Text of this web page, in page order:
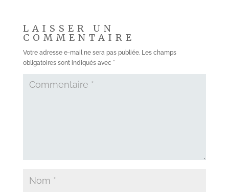
LAISSER UN
COMMENTAIRE
Votre adresse e-mail ne sera pas publiée. Les champs
obligatoires sont indiqués avec *